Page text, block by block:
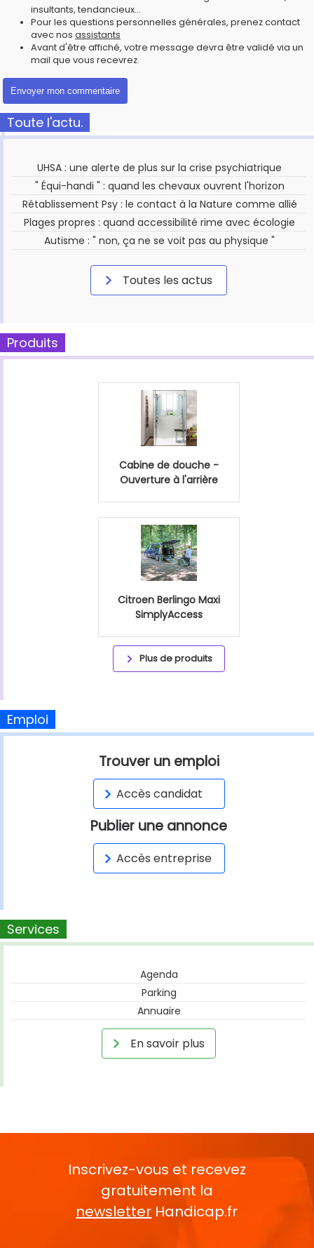
insultants, tendancieux...
Pour les questions personnelles générales, prenez contact
avec nos assistants
Avant d'être affiché, votre message devra être validé via un
mail que vous recevrez.
Toute l'actu.
UHSA : une alerte de plus sur la crise psychiatrique
" Équi-handi " : quand les chevaux ouvrent l'horizon
Rétablissement Psy : le contact à la Nature comme allié
Plages propres : quand accessibilité rime avec écologie
Autisme : " non, ça ne se voit pas au physique "
Toutes les actus
Produits
Cabine de douche -
Ouverture à l'arrière
Citroen Berlingo Maxi
SimplyAccess
Plus de produits
Emploi
Trouver un emploi
Accès candidat
Publier une annonce
Accès entreprise
Services
Agenda
Parking
Annuaire
En savoir plus
Inscrivez-vous et recevez
gratuitement la
newsletter Handicap.fr